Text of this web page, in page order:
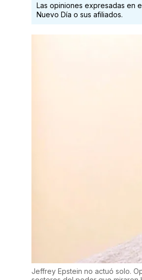
Las opiniones expresadas en
Nuevo Día o sus afiliados.
Jeffrey Epstein no actuó solo.